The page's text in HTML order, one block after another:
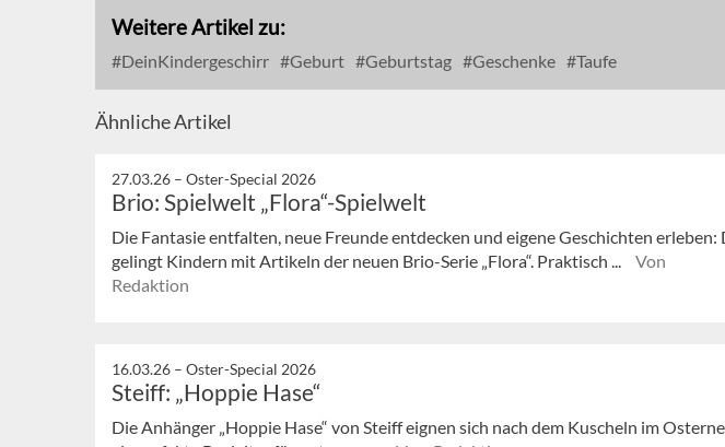
Weitere Artikel zu:
DeinKindergeschirr Geburt Geburtstag Geschenke Taufe
Ähnliche Artikel
27.03.26 – Oster-Special 2026
Brio: Spielwelt „Flora“-Spielwelt
Die Fantasie entfalten, neue Freunde entdecken und eigene Geschichten erleben:
gelingt Kindern mit Artikeln der neuen Brio-Serie „Flora“. Praktisch ...
Von
Redaktion
16.03.26 – Oster-Special 2026
Steiff: „Hoppie Hase“
Die Anhänger „Hoppie Hase“ von Steiff eignen sich nach dem Kuscheln im